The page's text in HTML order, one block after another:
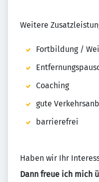
Weitere
Fortbildung /
Coaching
gute
barrierefrei
Haben wir Ihr
Dann freue ich mich